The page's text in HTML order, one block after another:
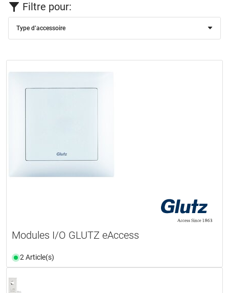
Filtre pour:
Type d’accessoire
Modules I/O GLUTZ eAccess
2 Article(s)